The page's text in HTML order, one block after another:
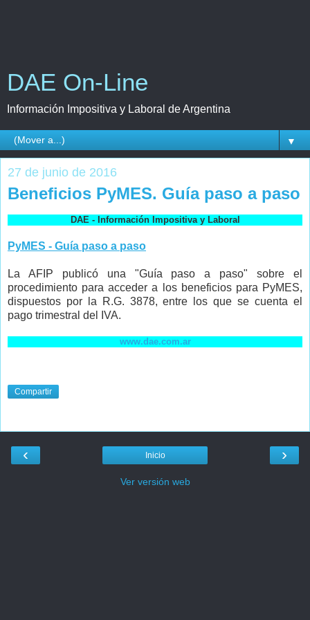
DAE On-Line
Información Impositiva y Laboral de Argentina
▼
27 de junio de 2016
Beneficios PyMES. Guía paso a paso
DAE - Información Impositiva y Laboral
PyMES - Guía paso a paso
La AFIP publicó una "Guía paso a paso" sobre el
procedimiento para acceder a los beneficios para PyMES,
dispuestos por la R.G. 3878, entre los que se cuenta el
pago trimestral del IVA.
www.dae.com.ar
Compartir
‹ ›
Inicio
Ver versión web